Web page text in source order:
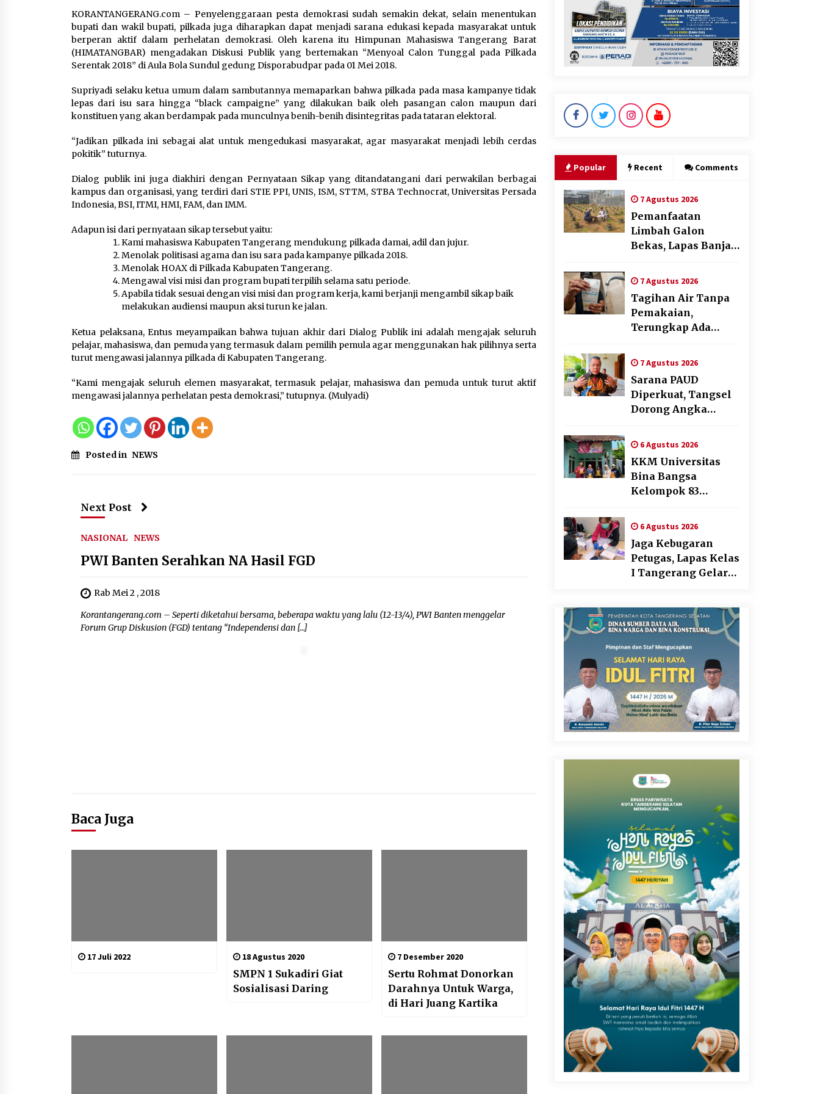
Dikunjungi PWI, Wawan Fauzi:
Peran Media Bisa Berdampak
Besar hingga Fatal
6 Agustus 2026
Kejari Kota Tangerang
Bongkar Korupsi Rp5,49
Miliar: Sewa Pesawat Fiktif,
Eks VP Angkasa Pura Kargo
6 Agustus 2026
Dukung Ekosistem Kendaraan
Listrik, Wapres Dorong Link
and Match Pendidikan–
Industri
Marak Kecelakaan Kapal,
Puan Soroti Minimnya Faktor
Keamanan Transportasi Laut
Di Forum Internasional Majelis
Persaudaraan Manusia,
Megawati Soekarnoputri
Perempuan Bukan Dominasi,
Tapi Merawat Dan Merangkul
Jokowi Tetap Disambut
Masih Dirasakan Masyarakat
KORANTANGERANG.com – Penyelenggaraan pesta demokrasi sudah semakin dekat, selain menentukan
bupati dan wakil bupati, pilkada juga diharapkan dapat menjadi sarana edukasi kepada masyarakat untuk
berperan aktif dalam perhelatan demokrasi. Oleh karena itu Himpunan Mahasiswa Tangerang Barat
(HIMATANGBAR) mengadakan Diskusi Publik yang bertemakan “Menyoal Calon Tunggal pada Pilkada
Serentak 2018” di Aula Bola Sundul gedung Disporabudpar pada 01 Mei 2018.
Supriyadi selaku ketua umum dalam sambutannya memaparkan bahwa pilkada pada masa kampanye tidak
lepas dari isu sara hingga “black campaigne” yang dilakukan baik oleh pasangan calon maupun dari
konstituen yang akan berdampak pada munculnya benih-benih disintegritas pada tataran elektoral.
“Jadikan pilkada ini sebagai alat untuk mengedukasi masyarakat, agar masyarakat menjadi lebih cerdas
pokitik” tuturnya.
Dialog publik ini juga diakhiri dengan Pernyataan Sikap yang ditandatangani dari perwakilan berbagai
kampus dan organisasi, yang terdiri dari STIE PPI, UNIS, ISM, STTM, STBA Technocrat, Universitas Persada
Indonesia, BSI, ITMI, HMI, FAM, dan IMM.
Adapun isi dari pernyataan sikap tersebut yaitu:
Kami mahasiswa Kabupaten Tangerang mendukung pilkada damai, adil dan jujur.
Menolak politisasi agama dan isu sara pada kampanye pilkada 2018.
Menolak HOAX di Pilkada Kabupaten Tangerang.
Mengawal visi misi dan program bupati terpilih selama satu periode.
Apabila tidak sesuai dengan visi misi dan program kerja, kami berjanji mengambil sikap baik
melakukan audiensi maupun aksi turun ke jalan.
Ketua pelaksana, Entus meyampaikan bahwa tujuan akhir dari Dialog Publik ini adalah mengajak seluruh
pelajar, mahasiswa, dan pemuda yang termasuk dalam pemilih pemula agar menggunakan hak pilihnya serta
turut mengawasi jalannya pilkada di Kabupaten Tangerang.
“Kami mengajak seluruh elemen masyarakat, termasuk pelajar, mahasiswa dan pemuda untuk turut aktif
mengawasi jalannya perhelatan pesta demokrasi,” tutupnya. (Mulyadi)
Posted in NEWS
Next Post
NASIONAL NEWS
PWI Banten Serahkan NA Hasil FGD
Rab Mei 2 , 2018
Korantangerang.com – Seperti diketahui bersama, beberapa waktu yang lalu (12-13/4), PWI Banten menggelar
Forum Grup Diskusion (FGD) tentang “Independensi dan […]
Baca Juga
17 Juli 2022 18 Agustus 2020
SMPN 1 Sukadiri Giat
Sosialisasi Daring
7 Desember 2020
Sertu Rohmat Donorkan
Darahnya Untuk Warga,
di Hari Juang Kartika
Popular Recent Comments
7 Agustus 2026
Pemanfaatan
Limbah Galon
Bekas, Lapas Banjar
Cabai Dukung
Program Ketahanan
Pangan
7 Agustus 2026
Tagihan Air Tanpa
Pemakaian,
Terungkap Ada
Pengelolaan ,
Perumdam TKR
Didesak Transparan
7 Agustus 2026
Sarana PAUD
Diperkuat, Tangsel
Dorong Angka
Terus Meningkat
6 Agustus 2026
KKM Universitas
Bina Bangsa
Kelompok 83
Pendampingan
Pembuatan Spanduk
Sebagai Upaya
Memperkuat
Pemasaran UMKM
6 Agustus 2026
Jaga Kebugaran
Petugas, Lapas Kelas
I Tangerang Gelar
TB Lanjutan